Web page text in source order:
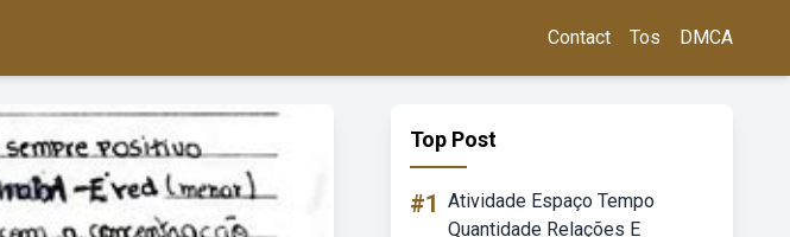
Contact Tos DMCA
Top Post
#1 Atividade Espaço Tempo
Quantidade Relações E